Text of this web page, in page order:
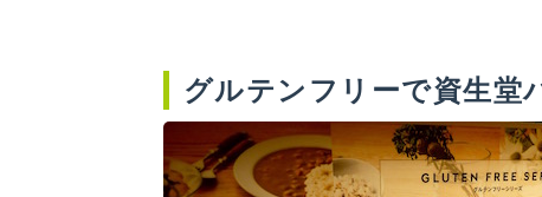
グルテンフリーで資生堂